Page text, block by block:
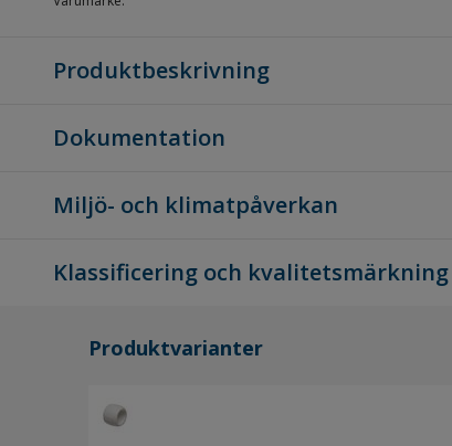
Produktbeskrivning
Dokumentation
Miljö- och klimatpåverkan
Klassificering och kvalitetsmärkning
Produktvarianter